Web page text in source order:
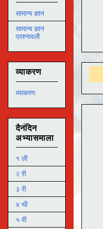
सामान्य ज्ञान
सामान्य ज्ञान
प्रश्नावली
व्याकरण
व्याकरण
दैनंदिन
अभ्यासमाला
१ ली
२ री
३ री
४ थी
५ वी